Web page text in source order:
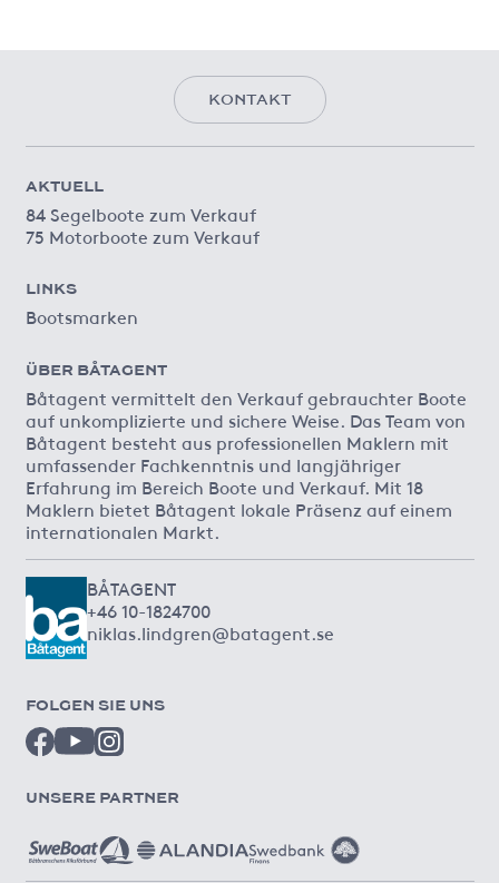
KONTAKT
AKTUELL
84 Segelboote zum Verkauf
75 Motorboote zum Verkauf
LINKS
Bootsmarken
ÜBER BÅTAGENT
Båtagent vermittelt den Verkauf gebrauchter Boote
auf unkomplizierte und sichere Weise. Das Team von
Båtagent besteht aus professionellen Maklern mit
umfassender Fachkenntnis und langjähriger
Erfahrung im Bereich Boote und Verkauf. Mit 18
Maklern bietet Båtagent lokale Präsenz auf einem
internationalen Markt.
BÅTAGENT
+46 10-1824700
niklas.lindgren@batagent.se
FOLGEN SIE UNS
UNSERE PARTNER